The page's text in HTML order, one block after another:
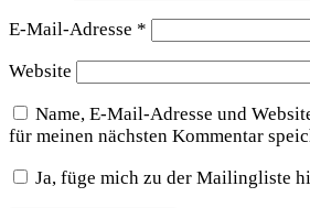
E-Mail-Adresse *
Website
Name, E-Mail-Adresse und
für meinen nächsten Kommentar
Ja, füge mich zu der Mailingliste